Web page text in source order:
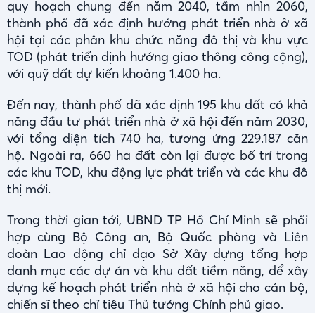
quy hoạch chung đến năm 2040, tầm nhìn 2060,
thành phố đã xác định hướng phát triển nhà ở xã
hội tại các phân khu chức năng đô thị và khu vực
TOD (phát triển định hướng giao thông công cộng),
với quỹ đất dự kiến khoảng 1.400 ha.
Đến nay, thành phố đã xác định 195 khu đất có khả
năng đầu tư phát triển nhà ở xã hội đến năm 2030,
với tổng diện tích 740 ha, tương ứng 229.187 căn
hộ. Ngoài ra, 660 ha đất còn lại được bố trí trong
các khu TOD, khu động lực phát triển và các khu đô
thị mới.
Trong thời gian tới, UBND TP Hồ Chí Minh sẽ phối
hợp cùng Bộ Công an, Bộ Quốc phòng và Liên
đoàn Lao động chỉ đạo Sở Xây dựng tổng hợp
danh mục các dự án và khu đất tiềm năng, để xây
dựng kế hoạch phát triển nhà ở xã hội cho cán bộ,
chiến sĩ theo chỉ tiêu Thủ tướng Chính phủ giao.